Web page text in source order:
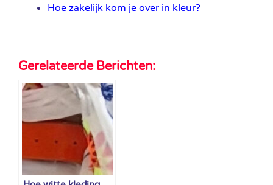
Hoe zakelijk kom je over in kleur?
Gerelateerde Berichten: